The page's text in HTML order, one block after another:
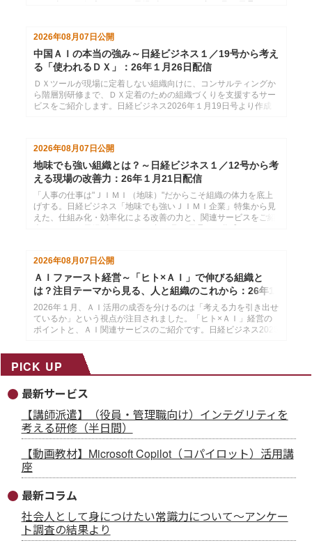
2026年08月07日公開
中国ＡＩの本当の強み～日経ビジネス１／19号から考え
る「使われるＤＸ」：26年１月26日配信
ＤＸツールが現場に定着しない組織向けに、コンサルティングか
ら階層別研修まで、ＤＸ定着のための組織づくりを支援するサー
ビスをご紹介します。日経ビジネス2026年１月19日号より作成
2026年08月07日 公開
地味でも強い組織とは？～日経ビジネス１／12号から考
える現場の改善力：26年１月21日配信
「人事の仕事は"ＪＩＭＩ（地味）"だからこそ組織の体力を底上
げする。日経ビジネス「地味でも強いＪＩＭＩ企業」特集から見
えた、仕組み化・効率化による改善の力と、関連サービスをご紹
2026年08月07日公開
ＡＩファースト経営～「ヒト×ＡＩ」で伸びる組織と
は？注目テーマから見る、人と組織のこれから：26年1
月14日配信
2026年１月、ＡＩ活用の成否を分けるのは「考える力を引き出せ
ているか」という視点が注目されました。「ヒト×ＡＩ」経営の
ポイントと、ＡＩ関連サービスのご紹介です。日経ビジネス2025
ールマガジン26年１月14配信分です。
PICK UP
最新サービス
【講師派遣】（役員・管理職向け）インテグリティを
考える研修（半日間）
【動画教材】Microsoft Copilot（コパイロット）活用講
座
最新コラム
社会人として身につけたい常識力について～アンケー
ト調査の結果より